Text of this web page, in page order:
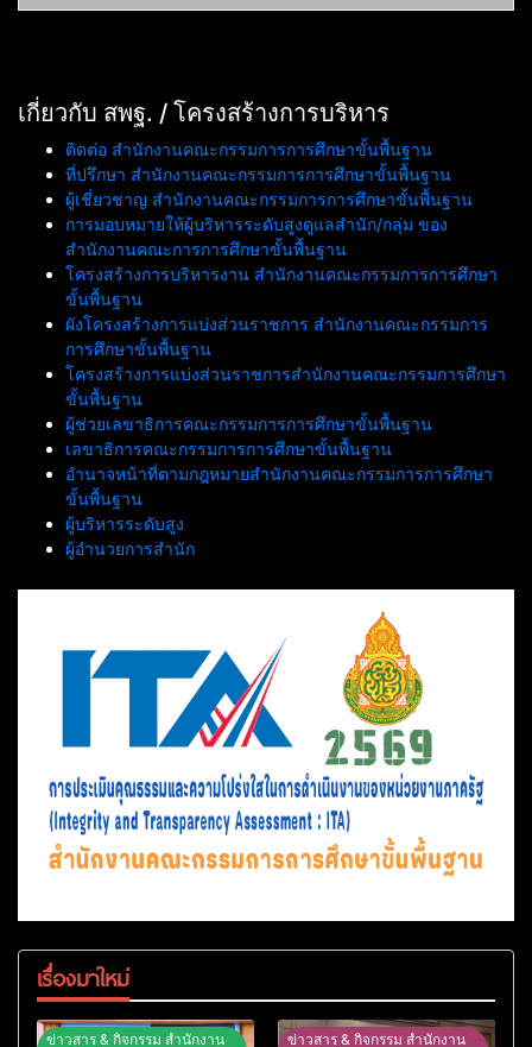
เกี่ยวกับ สพฐ. / โครงสร้างการบริหาร
ติดต่อ สำนักงานคณะกรรมการการศึกษาขั้นพื้นฐาน
ที่ปรึกษา สำนักงานคณะกรรมการการศึกษาขั้นพื้นฐาน
ผู้เชี่ยวชาญ สำนักงานคณะกรรมการการศึกษาขั้นพื้นฐาน
การมอบหมายให้ผู้บริหารระดับสูงดูแลสำนัก/กลุ่ม ของ
สำนักงานคณะการการศึกษาขั้นพื้นฐาน
โครงสร้างการบริหารงาน สำนักงานคณะกรรมการการศึกษา
ขั้นพื้นฐาน
ผังโครงสร้างการแบ่งส่วนราชการ สำนักงานคณะกรรมการ
การศึกษาขั้นพื้นฐาน
โครงสร้างการแบ่งส่วนราชการสำนักงานคณะกรรมการศึกษา
ขั้นพื้นฐาน
ผู้ช่วยเลขาธิการคณะกรรมการการศึกษาขั้นพื้นฐาน
เลขาธิการคณะกรรมการการศึกษาขั้นพื้นฐาน
อำนาจหน้าที่ตามกฎหมายสำนักงานคณะกรรมการการศึกษา
ขั้นพื้นฐาน
ผู้บริหารระดับสูง
ผู้อำนวยการสำนัก
เรื่องมาใหม่
ข่าวสาร & กิจกรรม สำนักงาน
ข่าวสาร & กิจกรรม สำนักงาน